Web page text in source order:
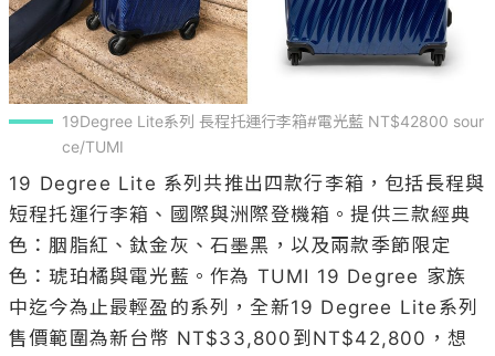
19Degree Lite系列 長程托運行李箱#電光藍 NT$42800 sour
ce/TUMI
19 Degree Lite 系列共推出四款行李箱，包括長程與
短程托運行李箱、國際與洲際登機箱。提供三款經典
色：胭脂紅、鈦金灰、石墨黑，以及兩款季節限定
色：琥珀橘與電光藍。作為 TUMI 19 Degree 家族
中迄今為止最輕盈的系列，全新19 Degree Lite系列
售價範圍為新台幣 NT$33,800到NT$42,800，想